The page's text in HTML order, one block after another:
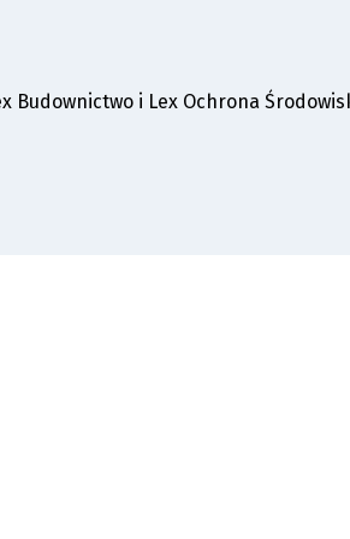
Budownictwo i Lex Ochrona